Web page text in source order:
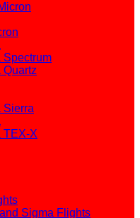
Spectrum
Sierra
TEX-X
Sigma Flights